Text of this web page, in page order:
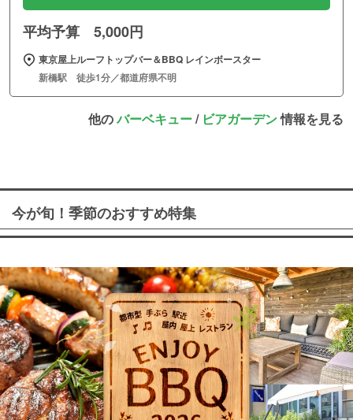
平均予算 5,000円
東京屋上ルーフトップバー＆BBQ レインボースター
新橋駅 徒歩1分／都道府県不明
他のバーベキュー/ ビアガーデン情報を見る
今が旬！季節のおすすめ特集